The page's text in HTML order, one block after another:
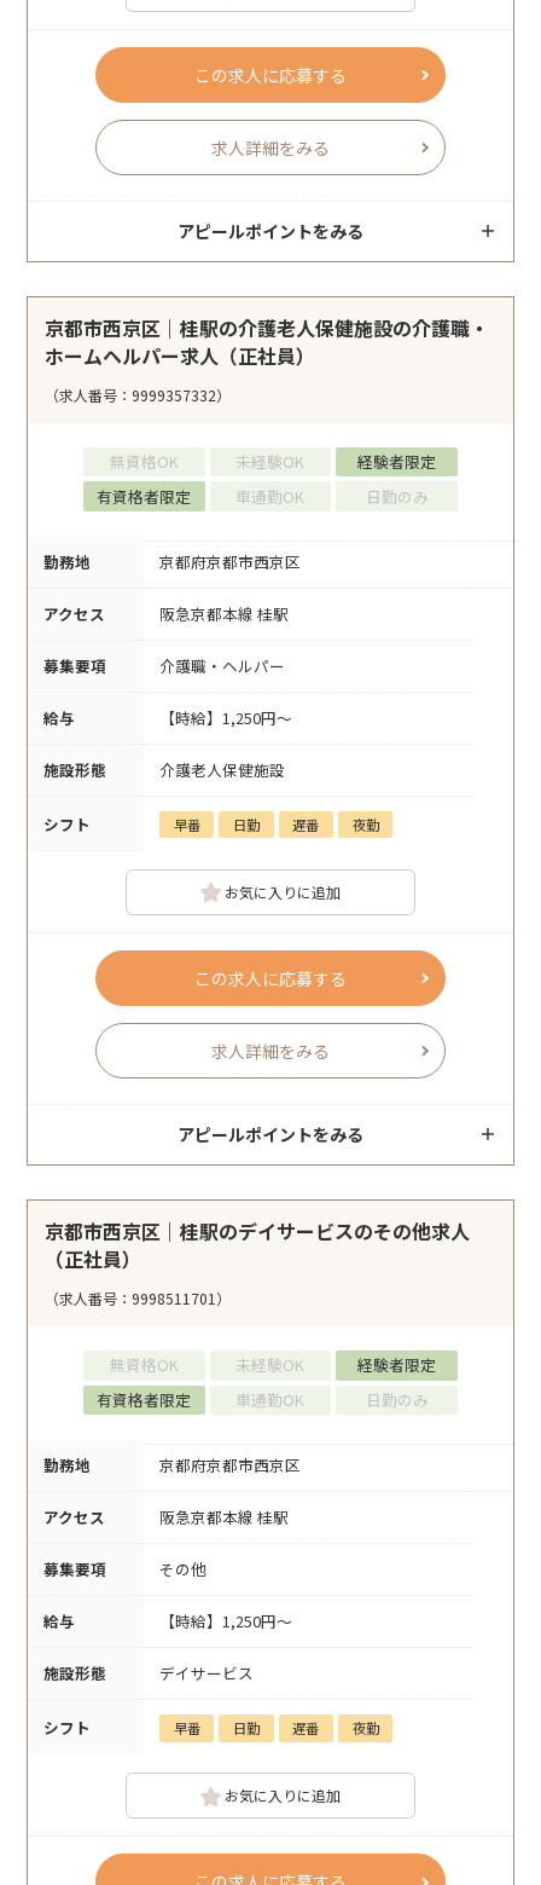
この求人に応募する
求人詳細をみる
アピールポイントをみる
京都市西京区｜桂駅の介護老人保健施設の介護職・
ホームヘルパー求人（正社員）
（求人番号：9999357332）
無資格OK 未経験OK
経験者限定
有資格者限定
車通勤OK 日勤のみ
勤務地 京都府京都市西京区
アクセス 阪急京都本線 桂駅
募集要項 介護職・ヘルパー
給与 【時給】1,250円～
施設形態 介護老人保健施設
シフト 早番 日勤 遅番 夜勤
お気に入りに追加
この求人に応募する
求人詳細をみる
アピールポイントをみる
京都市西京区｜桂駅のデイサービスのその他求人
（正社員）
（求人番号：9998511701）
無資格OK 未経験OK
経験者限定
有資格者限定
車通勤OK 日勤のみ
勤務地 京都府京都市西京区
アクセス 阪急京都本線 桂駅
募集要項 その他
給与 【時給】1,250円～
施設形態 デイサービス
シフト 早番 日勤 遅番 夜勤
お気に入りに追加